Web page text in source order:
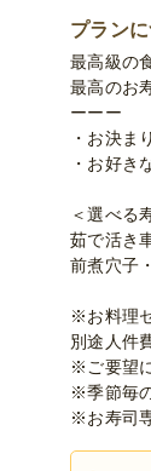
プラン
最高級の
最高のお
ーーー
・お決ま
・お好き
＜選べる
茹で活き
前煮穴子
※お料理
別途人件
※ご要望
※季節毎
※お寿司